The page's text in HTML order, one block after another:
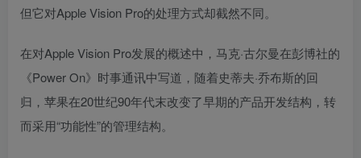
但它对Apple Vision Pro的处理方式却截然不同。
在对Apple Vision Pro发展的概述中，马克·古尔曼在彭博社的
《Power On》时事通讯中写道，随着史蒂夫·乔布斯的回
归，苹果在20世纪90年代末改变了早期的产品开发结构，转
而采用“功能性”的管理结构。